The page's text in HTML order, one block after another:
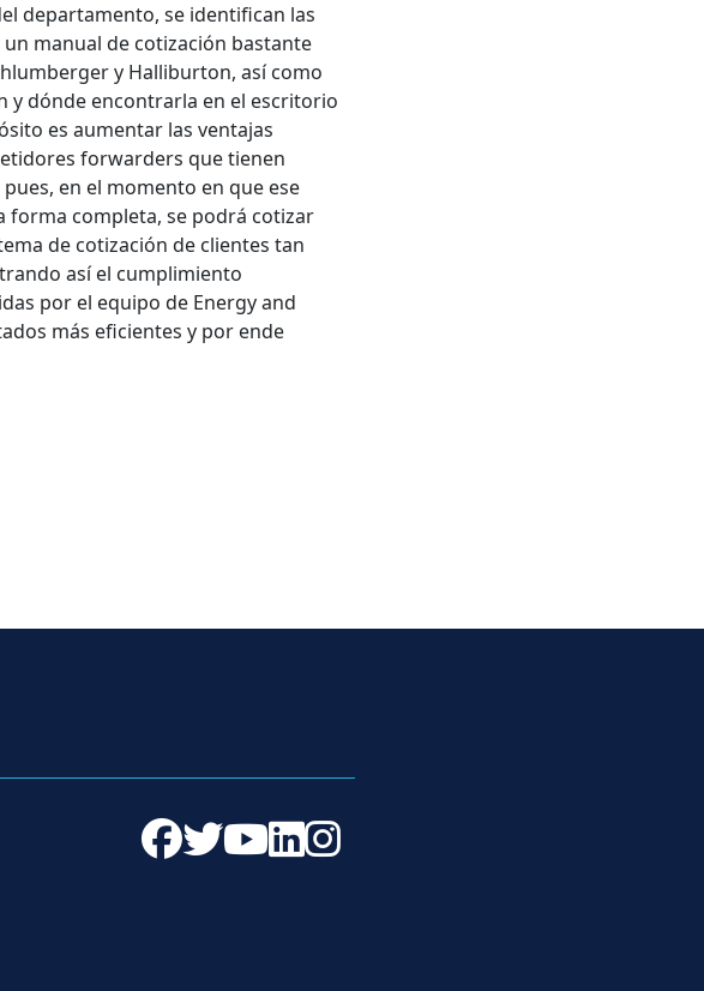
departamento, se identifican las
manual de cotización bastante
y Halliburton, así como
y dónde encontrarla en el escritorio
es aumentar las ventajas
forwarders que tienen
en el momento en que ese
forma completa, se podrá cotizar
de cotización de clientes tan
así el cumplimiento
por el equipo de Energy and
más eficientes y por ende